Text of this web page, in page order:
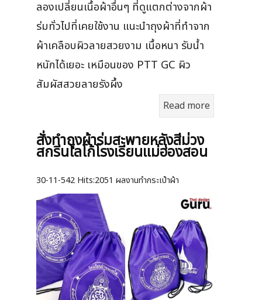
ลองเปลี่ยนเนื้อผ้าอื่นๆ ที่ดูแตกต่างจากผ้า
ร่มทั่วไปที่เคยใช้งาน แนะนำถุงผ้าที่ทำจาก
ผ้าเคลือบผิวลายสวยงาม เนื้อหนา รับน้ำ
หนักได้เยอะ เหมือนของ PTT GC ผิว
สัมผัสสวยลายรังผึ้ง
Read more
สั่งทำถุงผ้าร่มสะพายหลังสีม่วง
สกรีนโลโก้โรงเรียนแม่ฮ่องสอน
30-11-542 Hits:2051 ผลงานทำกระเป๋าผ้า